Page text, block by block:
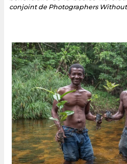
conjoint de Photographers Without